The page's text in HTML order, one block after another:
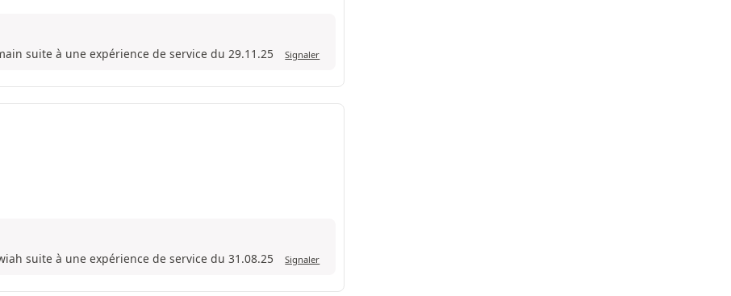
suite à une expérience de service du 29.11.25
Signaler
suite à une expérience de service du 31.08.25
Signaler